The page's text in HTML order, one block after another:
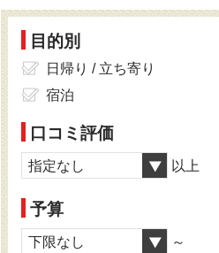
目的別
日帰り / 立ち寄り
宿泊
口コミ評価
指定なし 以上
予算
下限なし ～